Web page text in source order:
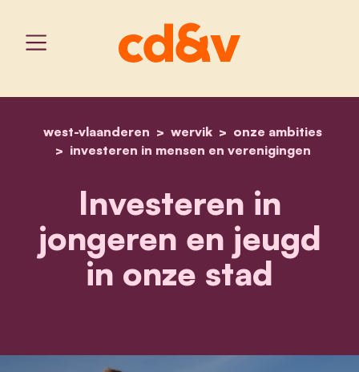
home
west-vlaanderen wervik
onze ambities
investeren in mensen en verenigingen
investeren in jongeren
Investeren in
jongeren en jeugd
in onze stad